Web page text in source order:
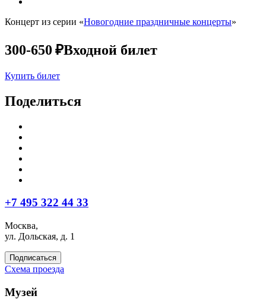
Концерт из серии «Новогодние праздничные концерты»
300-650 ₽Входной билет
Купить билет
Поделиться
+7 495 322 44 33
Москва,
ул. Дольская, д. 1
Подписаться
Схема проезда
Музей